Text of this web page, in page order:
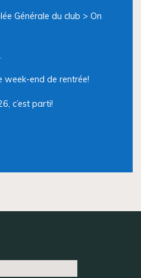
Générale du club > On
week-end de rentrée!
c’est parti!